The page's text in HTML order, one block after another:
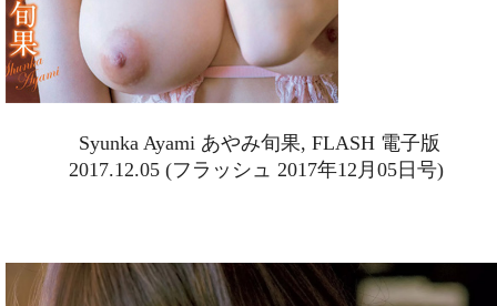
Syunka Ayami あやみ旬果, FLASH 電子版
2017.12.05 (フラッシュ 2017年12月05日号)